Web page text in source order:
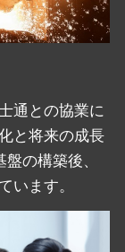
通との協業に
と将来の成長
の構築後、
います。